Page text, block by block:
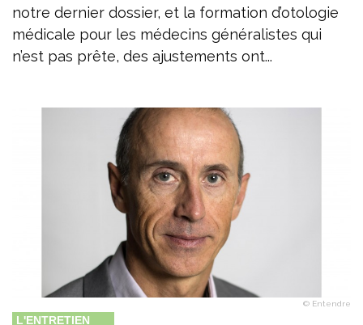
notre dernier dossier, et la formation d’otologie
médicale pour les médecins généralistes qui
n’est pas prête, des ajustements ont...
© Entendre
L'ENTRETIEN